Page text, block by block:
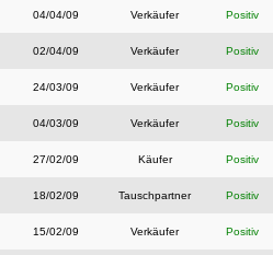
04/04/09 Verkäufer Positiv
02/04/09 Verkäufer Positiv
24/03/09 Verkäufer Positiv
04/03/09 Verkäufer Positiv
27/02/09 Käufer Positiv
18/02/09 Tauschpartner Positiv
15/02/09 Verkäufer Positiv